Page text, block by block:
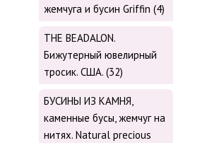
жемчуга и бусин Griffin (4)
THE BEADALON.
Бижутерный ювелирный
тросик. США. (32)
БУСИНЫ ИЗ КАМНЯ,
каменные бусы, жемчуг на
нитях. Natural precious